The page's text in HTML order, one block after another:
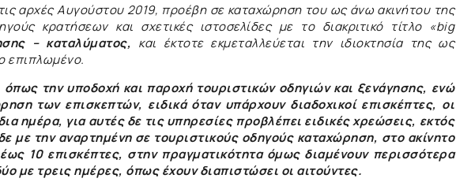
αρχές Αυγούστου 2019, προέβη σε καταχώρηση του ως άνω ακινήτου της
κρατήσεων και σχετικές ιστοσελίδες με το διακριτικό τίτλο «big
– καταλύματος, και έκτοτε εκμεταλλεύεται την ιδιοκτησία της ως
επιπλωμένο.
την υποδοχή και παροχή τουριστικών οδηγιών και ξενάγησης, ενώ
των επισκεπτών, ειδικά όταν υπάρχουν διαδοχικοί επισκέπτες, οι
ημέρα, για αυτές δε τις υπηρεσίες προβλέπει ειδικές χρεώσεις, εκτός
με την αναρτημένη σε τουριστικούς οδηγούς καταχώρηση, στο ακίνητο
10 επισκέπτες, στην πραγματικότητα όμως διαμένουν περισσότερα
με τρεις ημέρες, όπως έχουν διαπιστώσει οι αιτούντες.